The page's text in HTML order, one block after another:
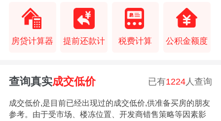
房贷计算器 提前还款计 税费计算 公积金额度
查询真实成交低价 已有1224 人查询
成交低价,是目前已经出现过的成交低价,供准备买房的朋友
参考。由于受市场、楼冻位置、开发商错售策略等因素影